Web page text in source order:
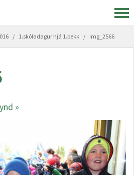
/ 1.skóladagur hjá 1.bekk / img_2566
»